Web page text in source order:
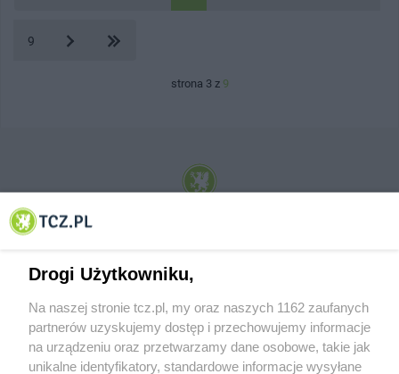
9
strona 3 z 9
© 2001-2026 Tczew - TCZ.PL Sp. z o.o. Internetowy Serwis Informacyjny Miasta
Drogi Użytkowniku,
Na naszej stronie tcz.pl, my oraz naszych 1162 zaufanych
partnerów uzyskujemy dostęp i przechowujemy informacje
na urządzeniu oraz przetwarzamy dane osobowe, takie jak
unikalne identyfikatory, standardowe informacje wysyłane